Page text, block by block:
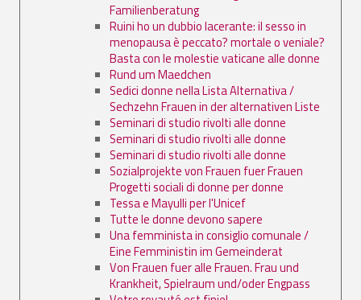
Familienberatung
Ruini ho un dubbio lacerante: il sesso in
menopausa è peccato? mortale o veniale?
Basta con le molestie vaticane alle donne
Rund um Maedchen
Sedici donne nella Lista Alternativa /
Sechzehn Frauen in der alternativen Liste
Seminari di studio rivolti alle donne
Seminari di studio rivolti alle donne
Seminari di studio rivolti alle donne
Sozialprojekte von Frauen fuer Frauen
Progetti sociali di donne per donne
Tessa e Mayulli per l'Unicef
Tutte le donne devono sapere
Una femminista in consiglio comunale /
Eine Femministin im Gemeinderat
Von Frauen fuer alle Frauen. Frau und
Krankheit, Spielraum und/oder Engpass